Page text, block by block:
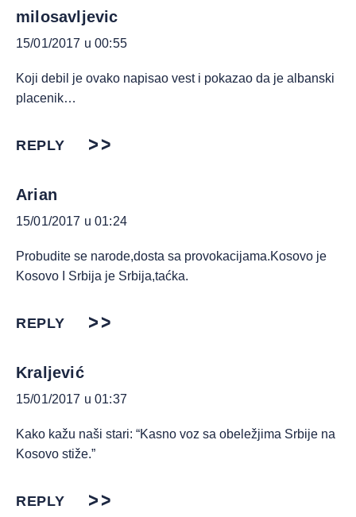
milosavljevic
15/01/2017 u 00:55
Koji debil je ovako napisao vest i pokazao da je albanski
placenik…
REPLY
Arian
15/01/2017 u 01:24
Probudite se narode,dosta sa provokacijama.Kosovo je
Kosovo I Srbija je Srbija,taćka.
REPLY
Kraljević
15/01/2017 u 01:37
Kako kažu naši stari: “Kasno voz sa obeležjima Srbije na
Kosovo stiže.”
REPLY